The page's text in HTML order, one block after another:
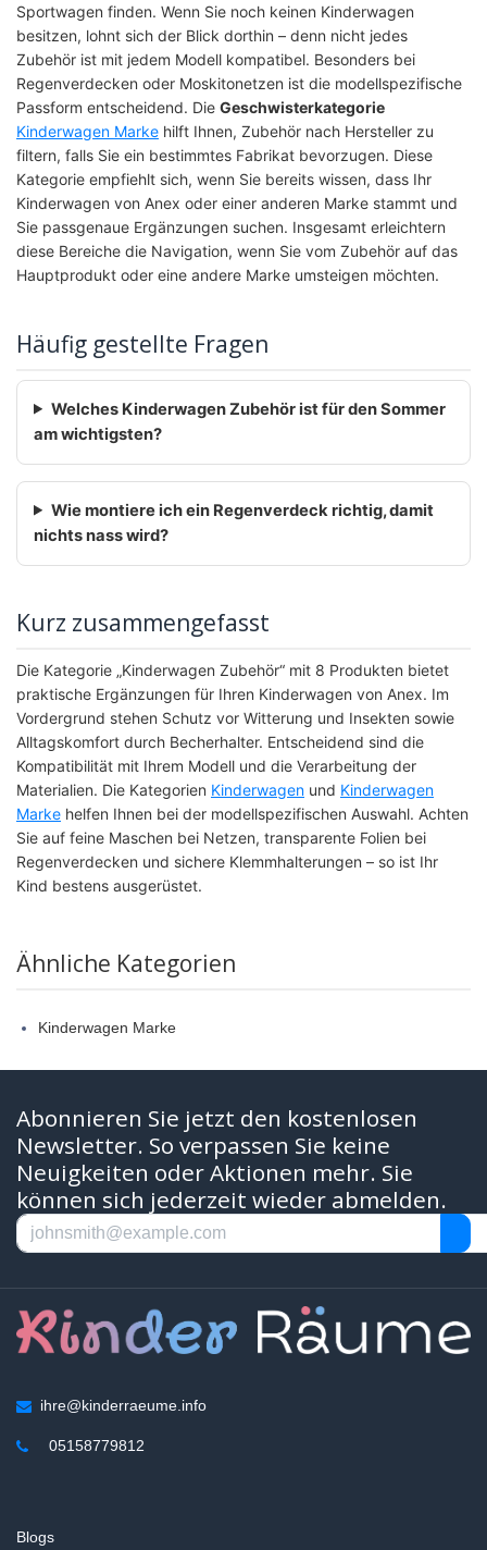
Sportwagen finden. Wenn Sie noch keinen Kinderwagen
besitzen, lohnt sich der Blick dorthin – denn nicht jedes
Zubehör ist mit jedem Modell kompatibel. Besonders bei
Regenverdecken oder Moskitonetzen ist die modellspezifische
Passform entscheidend. Die Geschwisterkategorie
Kinderwagen Marke hilft Ihnen, Zubehör nach Hersteller zu
filtern, falls Sie ein bestimmtes Fabrikat bevorzugen. Diese
Kategorie empfiehlt sich, wenn Sie bereits wissen, dass Ihr
Kinderwagen von Anex oder einer anderen Marke stammt und
Sie passgenaue Ergänzungen suchen. Insgesamt erleichtern
diese Bereiche die Navigation, wenn Sie vom Zubehör auf das
Hauptprodukt oder eine andere Marke umsteigen möchten.
Häufig gestellte Fragen
Welches Kinderwagen Zubehör ist für den Sommer
am wichtigsten?
Wie montiere ich ein Regenverdeck richtig, damit
nichts nass wird?
Kurz zusammengefasst
Die Kategorie „Kinderwagen Zubehör“ mit 8 Produkten bietet
praktische Ergänzungen für Ihren Kinderwagen von Anex. Im
Vordergrund stehen Schutz vor Witterung und Insekten sowie
Alltagskomfort durch Becherhalter. Entscheidend sind die
Kompatibilität mit Ihrem Modell und die Verarbeitung der
Materialien. Die Kategorien Kinderwagen und Kinderwagen
Marke helfen Ihnen bei der modellspezifischen Auswahl. Achten
Sie auf feine Maschen bei Netzen, transparente Folien bei
Regenverdecken und sichere Klemmhalterungen – so ist Ihr
Kind bestens ausgerüstet.
Ähnliche Kategorien
Kinderwagen Marke
Abonnieren Sie jetzt den kostenlosen
Newsletter. So verpassen Sie keine
Neuigkeiten oder Aktionen mehr. Sie
können sich jederzeit wieder abmelden.
ihre@kinderraeume.info
05158779812
Blogs